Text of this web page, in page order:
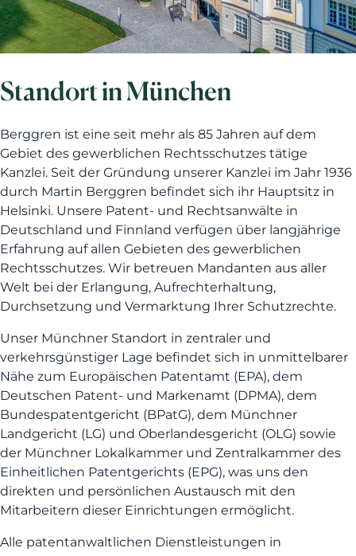
Standort in München
Berggren ist eine seit mehr als 85 Jahren auf dem
Gebiet des gewerblichen Rechtsschutzes tätige
Kanzlei. Seit der Gründung unserer Kanzlei im Jahr 1936
durch Martin Berggren befindet sich ihr Hauptsitz in
Helsinki. Unsere Patent- und Rechtsanwälte in
Deutschland und Finnland verfügen über langjährige
Erfahrung auf allen Gebieten des gewerblichen
Rechtsschutzes. Wir betreuen Mandanten aus aller
Welt bei der Erlangung, Aufrechterhaltung,
Durchsetzung und Vermarktung Ihrer Schutzrechte.
Unser Münchner Standort in zentraler und
verkehrsgünstiger Lage befindet sich in unmittelbarer
Nähe zum Europäischen Patentamt (EPA), dem
Deutschen Patent- und Markenamt (DPMA), dem
Bundespatentgericht (BPatG), dem Münchner
Landgericht (LG) und Oberlandesgericht (OLG) sowie
der Münchner Lokalkammer und Zentralkammer des
Einheitlichen Patentgerichts (EPG), was uns den
direkten und persönlichen Austausch mit den
Mitarbeitern dieser Einrichtungen ermöglicht.
Alle patentanwaltlichen Dienstleistungen in